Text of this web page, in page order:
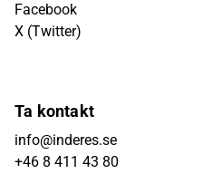
Facebook
X (Twitter)
Ta kontakt
info@inderes.se
+46 8 411 43 80